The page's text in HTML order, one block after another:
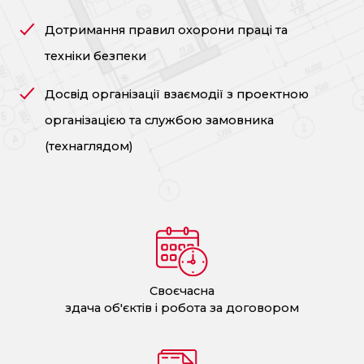
Дотримання правил охорони праці та
техніки безпеки
Досвід організації взаємодії з проектною
організацією та службою замовника
(технаглядом)
Своєчасна
здача об'єктів і робота за договором